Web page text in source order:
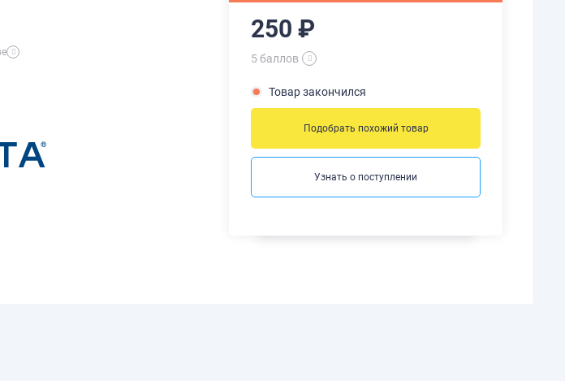
250 ₽
5 баллов
Товар закончился
Подобрать похожий товар
Узнать о поступлении